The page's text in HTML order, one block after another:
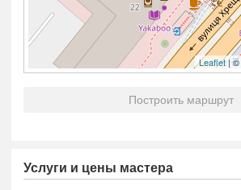
Leaflet | ©
Построить маршрут
Услуги и цены мастера